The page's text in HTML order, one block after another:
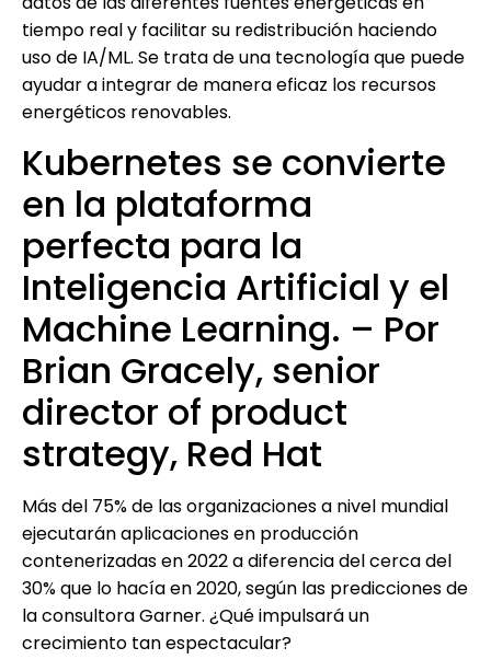
tiempo real y facilitar su redistribución haciendo
uso de IA/ML. Se trata de una tecnología que puede
ayudar a integrar de manera eficaz los recursos
energéticos renovables.
Kubernetes se convierte
en la plataforma
perfecta para la
Inteligencia Artificial y el
Machine Learning. – Por
Brian Gracely, senior
director of product
strategy, Red Hat
Más del 75% de las organizaciones a nivel mundial
ejecutarán aplicaciones en producción
contenerizadas en 2022 a diferencia del cerca del
30% que lo hacía en 2020, según las predicciones de
la consultora Garner. ¿Qué impulsará un
crecimiento tan espectacular?